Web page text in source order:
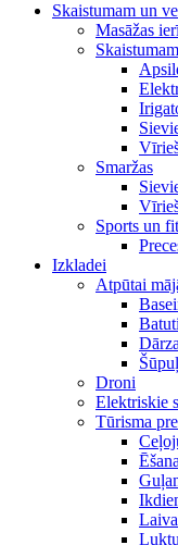
Skaistumam un
Masāžas
Smaržas
Sports un
Izkladei
Atpūtai
Batuti
Droni
Elektriskie
Tūrisma